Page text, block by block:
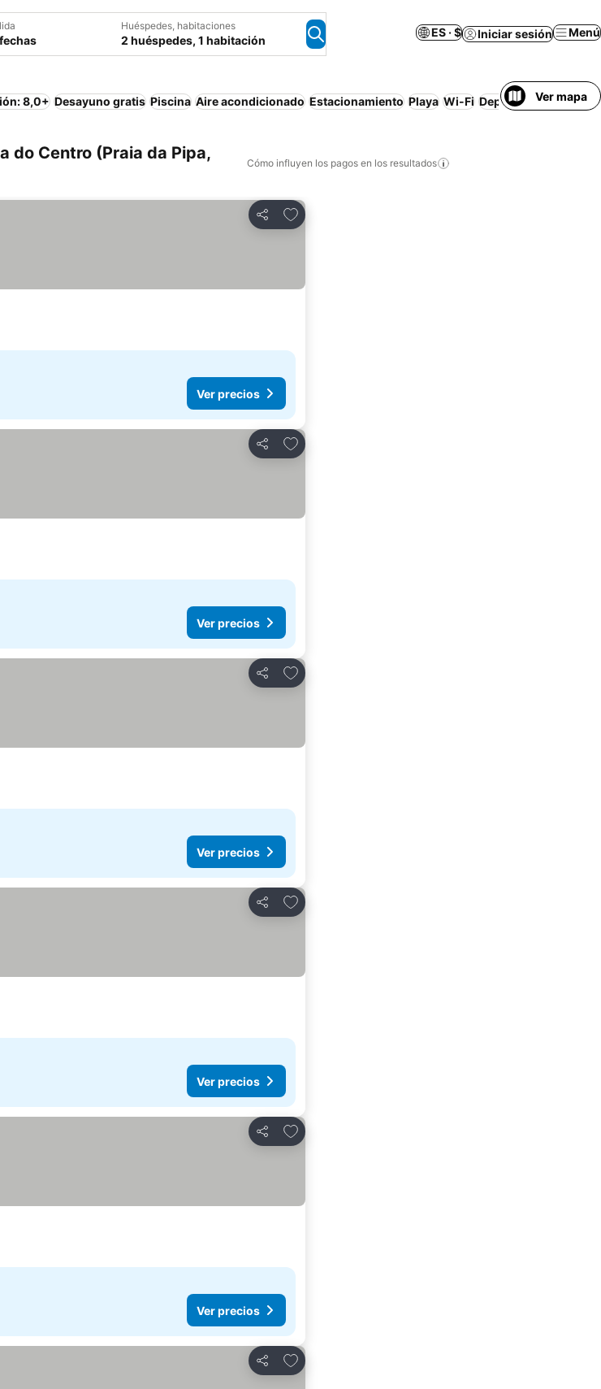
Huéspedes, habitaciones
2 huéspedes, 1 habitación
ES · $ Iniciar sesión Menú
8,0+ Desayuno gratis Piscina Aire acondicionado Estacionamiento Playa Wi-Fi DepartamentoVer mapa
do Centro (Praia da Pipa,
Cómo influyen los pagos en los resultados
Compartir
Añadir a favoritos
Ver precios
Compartir
Añadir a favoritos
Ver precios
Compartir
Añadir a favoritos
Ver precios
Compartir
Añadir a favoritos
Ver precios
Compartir
Añadir a favoritos
Ver precios
Compartir
Añadir a favoritos